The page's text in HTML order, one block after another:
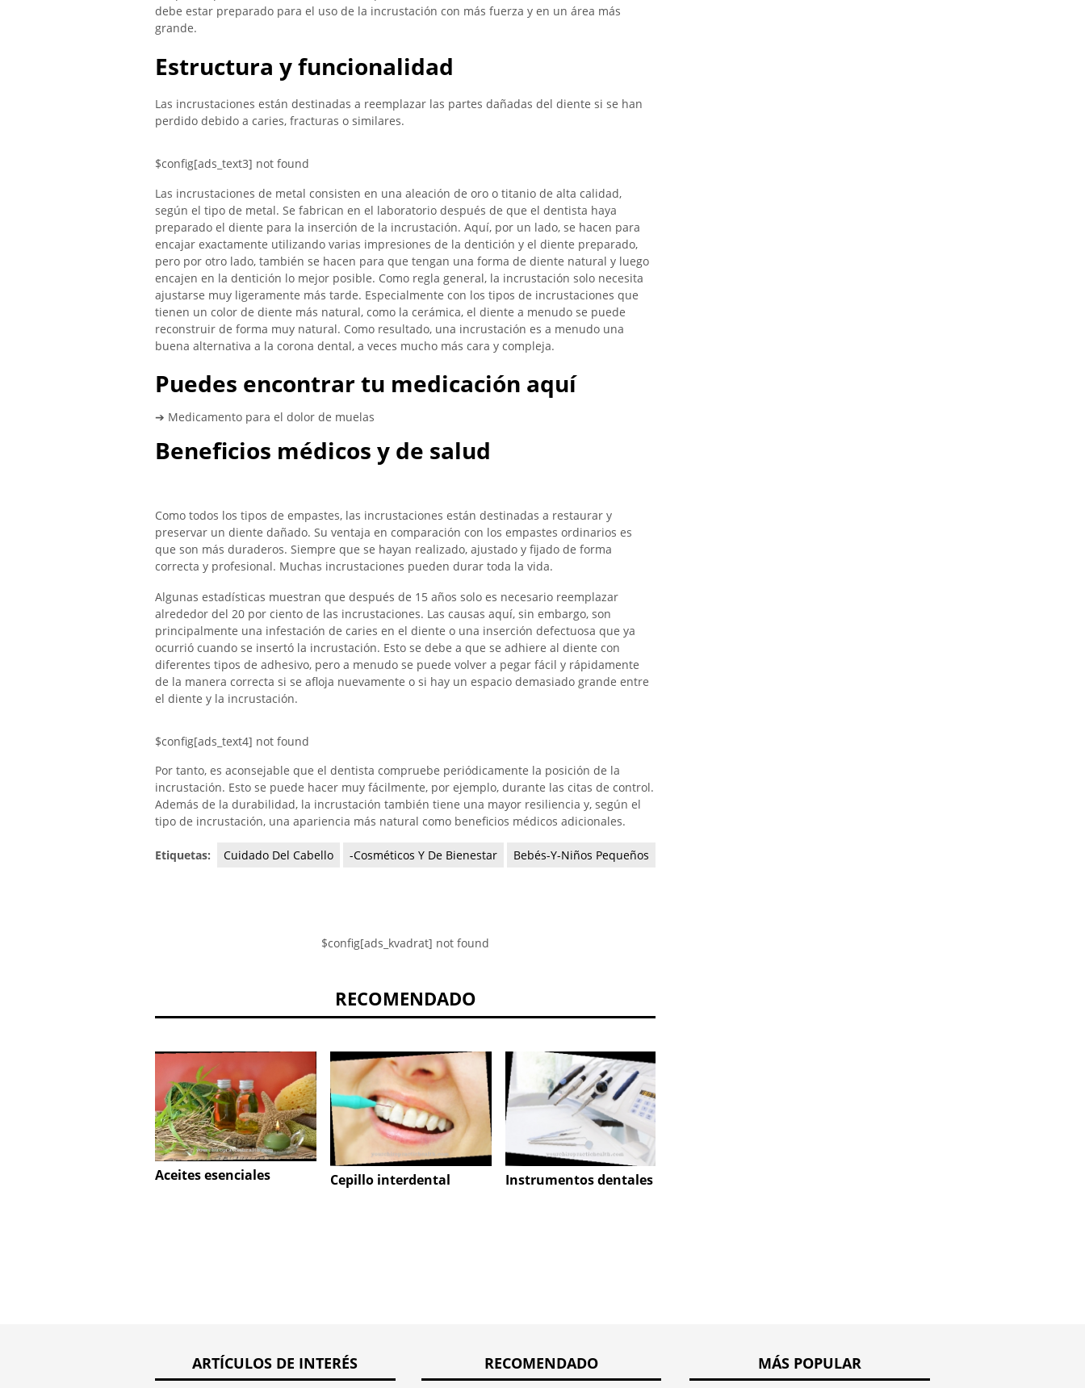
debe estar preparado para el uso de la incrustación con más fuerza y ​​en un área más
grande.
Estructura y funcionalidad
Las incrustaciones están destinadas a reemplazar las partes dañadas del diente si se han
perdido debido a caries, fracturas o similares.
$config[ads_text3] not found
Las incrustaciones de metal consisten en una aleación de oro o titanio de alta calidad,
según el tipo de metal. Se fabrican en el laboratorio después de que el dentista haya
preparado el diente para la inserción de la incrustación. Aquí, por un lado, se hacen para
encajar exactamente utilizando varias impresiones de la dentición y el diente preparado,
pero por otro lado, también se hacen para que tengan una forma de diente natural y luego
encajen en la dentición lo mejor posible. Como regla general, la incrustación solo necesita
ajustarse muy ligeramente más tarde. Especialmente con los tipos de incrustaciones que
tienen un color de diente más natural, como la cerámica, el diente a menudo se puede
reconstruir de forma muy natural. Como resultado, una incrustación es a menudo una
buena alternativa a la corona dental, a veces mucho más cara y compleja.
Puedes encontrar tu medicación aquí
➔ Medicamento para el dolor de muelas
Beneficios médicos y de salud
Como todos los tipos de empastes, las incrustaciones están destinadas a restaurar y
preservar un diente dañado. Su ventaja en comparación con los empastes ordinarios es
que son más duraderos. Siempre que se hayan realizado, ajustado y fijado de forma
correcta y profesional. Muchas incrustaciones pueden durar toda la vida.
Algunas estadísticas muestran que después de 15 años solo es necesario reemplazar
alrededor del 20 por ciento de las incrustaciones. Las causas aquí, sin embargo, son
principalmente una infestación de caries en el diente o una inserción defectuosa que ya
ocurrió cuando se insertó la incrustación. Esto se debe a que se adhiere al diente con
diferentes tipos de adhesivo, pero a menudo se puede volver a pegar fácil y rápidamente
de la manera correcta si se afloja nuevamente o si hay un espacio demasiado grande entre
el diente y la incrustación.
$config[ads_text4] not found
Por tanto, es aconsejable que el dentista compruebe periódicamente la posición de la
incrustación. Esto se puede hacer muy fácilmente, por ejemplo, durante las citas de control.
Además de la durabilidad, la incrustación también tiene una mayor resiliencia y, según el
tipo de incrustación, una apariencia más natural como beneficios médicos adicionales.
Etiquetas: Cuidado Del Cabello -Cosméticos Y De Bienestar Bebés-Y-Niños Pequeños
$config[ads_kvadrat] not found
RECOMENDADO
Aceites esenciales Cepillo interdental Instrumentos dentales
ARTÍCULOS DE INTERÉS RECOMENDADO MÁS POPULAR